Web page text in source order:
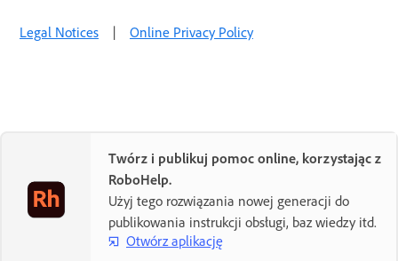
Legal Notices | Online Privacy Policy
Twórz i publikuj pomoc online, korzystając z
RoboHelp.
Użyj tego rozwiązania nowej generacji do
publikowania instrukcji obsługi, baz wiedzy itd.
Otwórz aplikację